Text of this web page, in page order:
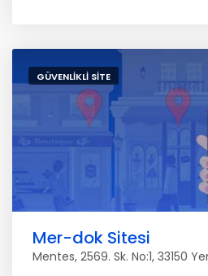
GÜVENLIKLI SITE
Mer-dok Sitesi
Mentes, 2569. Sk. No:1, 33150